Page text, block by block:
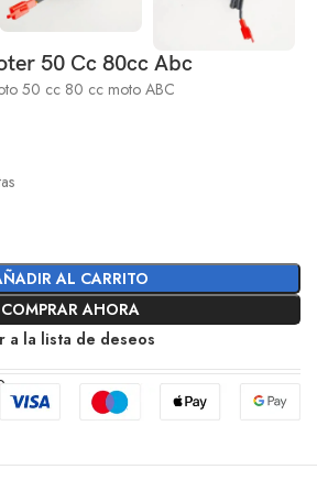
50 Cc 80cc Abc
50 cc 80 cc moto ABC
AL CARRITO
COMPRAR AHORA
a la lista de deseos